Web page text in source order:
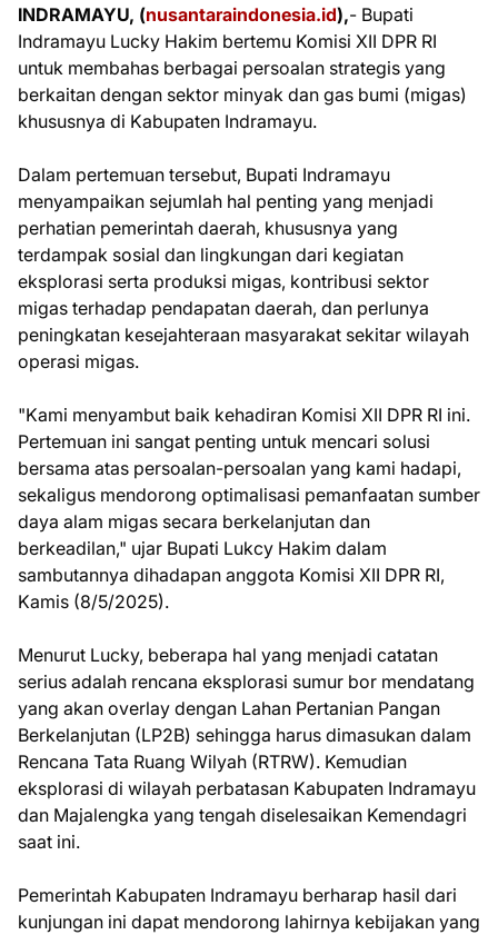
INDRAMAYU, (nusantaraindonesia.id),- Bupati
Indramayu Lucky Hakim bertemu Komisi XII DPR RI
untuk membahas berbagai persoalan strategis yang
berkaitan dengan sektor minyak dan gas bumi (migas)
khususnya di Kabupaten Indramayu.
Dalam pertemuan tersebut, Bupati Indramayu
menyampaikan sejumlah hal penting yang menjadi
perhatian pemerintah daerah, khususnya yang
terdampak sosial dan lingkungan dari kegiatan
eksplorasi serta produksi migas, kontribusi sektor
migas terhadap pendapatan daerah, dan perlunya
peningkatan kesejahteraan masyarakat sekitar wilayah
operasi migas.
"Kami menyambut baik kehadiran Komisi XII DPR RI ini.
Pertemuan ini sangat penting untuk mencari solusi
bersama atas persoalan-persoalan yang kami hadapi,
sekaligus mendorong optimalisasi pemanfaatan sumber
daya alam migas secara berkelanjutan dan
berkeadilan," ujar Bupati Lukcy Hakim dalam
sambutannya dihadapan anggota Komisi XII DPR RI,
Kamis (8/5/2025).
Menurut Lucky, beberapa hal yang menjadi catatan
serius adalah rencana eksplorasi sumur bor mendatang
yang akan overlay dengan Lahan Pertanian Pangan
Berkelanjutan (LP2B) sehingga harus dimasukan dalam
Rencana Tata Ruang Wilyah (RTRW). Kemudian
eksplorasi di wilayah perbatasan Kabupaten Indramayu
dan Majalengka yang tengah diselesaikan Kemendagri
saat ini.
Pemerintah Kabupaten Indramayu berharap hasil dari
kunjungan ini dapat mendorong lahirnya kebijakan yang